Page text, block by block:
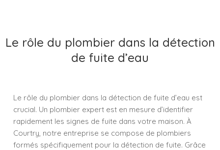
Le rôle du plombier dans la détection
de fuite d’eau
Le rôle du plombier dans la détection de fuite d’eau est
crucial. Un plombier expert est en mesure d’identifier
rapidement les signes de fuite dans votre maison. À
Courtry, notre entreprise se compose de plombiers
formés spécifiquement pour la détection de fuite. Grâce